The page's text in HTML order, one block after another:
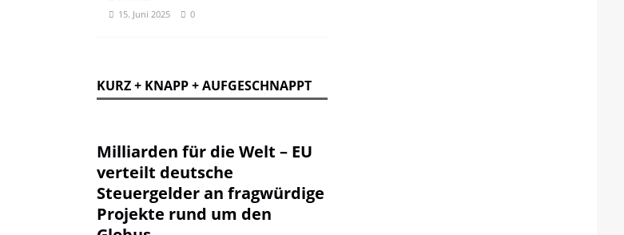
15. Juni 2025 0
KURZ + KNAPP + AUFGESCHNAPPT
Milliarden für die Welt – EU
verteilt deutsche
Steuergelder an fragwürdige
Projekte rund um den